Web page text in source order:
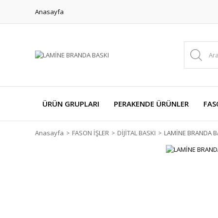
Anasayfa
ÜRÜN GRUPLARI PERAKENDE ÜRÜNLER
Anasayfa FASON İŞLER DİJİTAL BASKI LAMİNE BRANDA